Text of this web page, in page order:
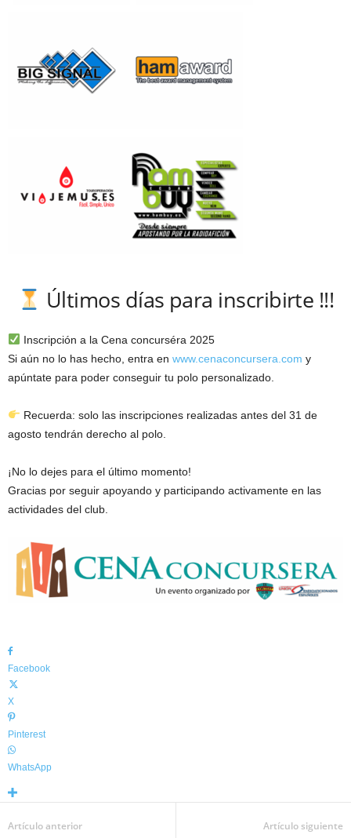
Últimos días para inscribirte !!!
Inscripción a la Cena concurséra 2025
Si aún no lo has hecho, entra en www.cenaconcursera.com y
apúntate para poder conseguir tu polo personalizado.
Recuerda: solo las inscripciones realizadas antes del 31 de
agosto tendrán derecho al polo.
¡No lo dejes para el último momento!
Gracias por seguir apoyando y participando activamente en las
actividades del club.
Facebook
X
Pinterest
WhatsApp
Artículo anterior Artículo siguiente